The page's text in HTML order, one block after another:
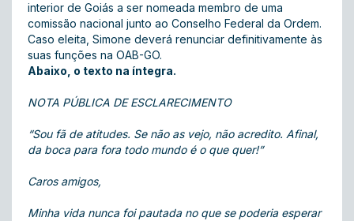
interior de Goiás a ser nomeada membro de uma
comissão nacional junto ao Conselho Federal da Ordem.
Caso eleita, Simone deverá renunciar definitivamente às
suas funções na OAB-GO.
Abaixo, o texto na íntegra.
NOTA PÚBLICA DE ESCLARECIMENTO
“Sou fã de atitudes. Se não as vejo, não acredito. Afinal,
da boca para fora todo mundo é o que quer!”
Caros amigos,
Minha vida nunca foi pautada no que se poderia esperar